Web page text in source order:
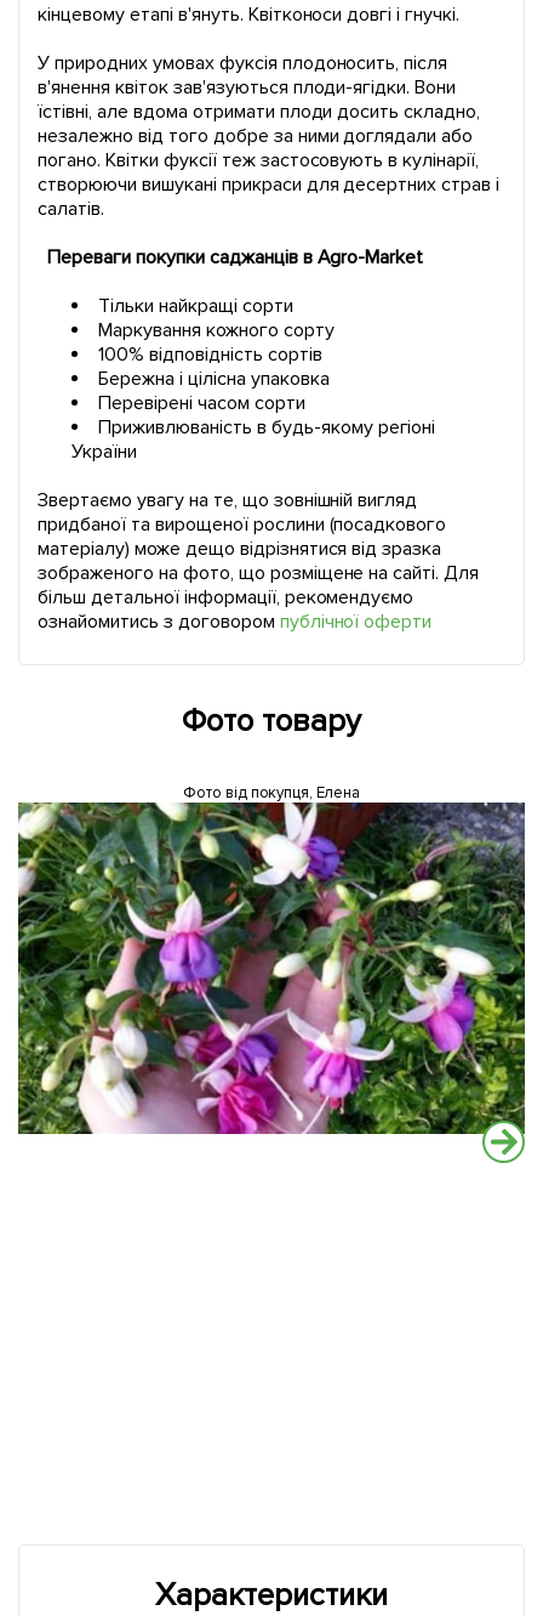
кінцевому етапі в'януть. Квітконоси довгі і гнучкі.
У природних умовах фуксія плодоносить, після
в'янення квіток зав'язуються плоди-ягідки. Вони
їстівні, але вдома отримати плоди досить складно,
незалежно від того добре за ними доглядали або
погано. Квітки фуксії теж застосовують в кулінарії,
створюючи вишукані прикраси для десертних страв і
салатів.
Переваги покупки саджанців в Agro-Market
Тільки найкращі сорти
Маркування кожного сорту
100% відповідність сортів
Бережна і цілісна упаковка
Перевірені часом сорти
Приживлюваність в будь-якому регіоні
України
Звертаємо увагу на те, що зовнішній вигляд
придбаної та вирощеної рослини (посадкового
матеріалу) може дещо відрізнятися від зразка
зображеного на фото, що розміщене на сайті. Для
більш детальної інформації, рекомендуємо
ознайомитись з договором публічної оферти
Фото товару
Фото від покупця, Елена
Характеристики